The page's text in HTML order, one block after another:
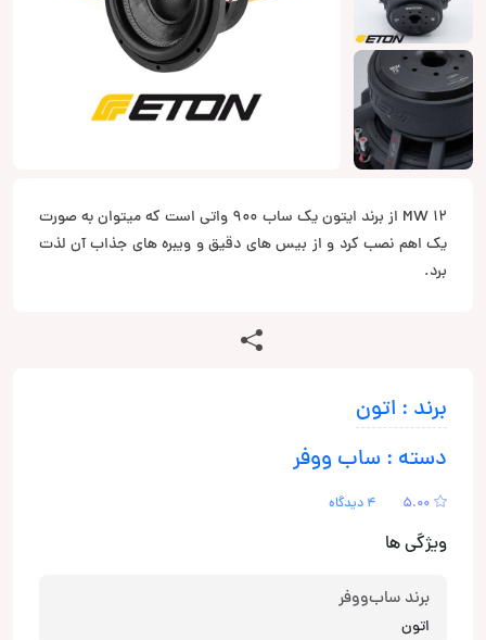
MW 12 از برند ایتون یک ساب 900 واتی است که میتوان به صورت
یک اهم نصب کرد و از بیس های دقیق و ویبره های جذاب آن لذت
برد.
برند : اتون
دسته : ساب ووفر
5.00 4 دیدگاه
ویژگی ها
برند ساب‌ووفر
اتون